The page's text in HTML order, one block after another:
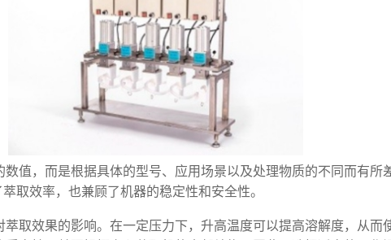
值，而是根据具体的型号、应用场景以及处理物质的不同而有所
取效率，也兼顾了机器的稳定性和安全性。
取效果的影响。在一定压力下，升高温度可以提高溶解度，从而